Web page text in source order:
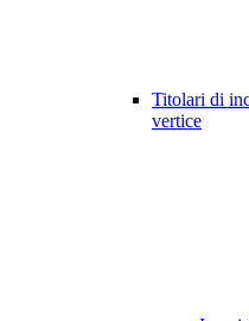
Titolari di
vertice